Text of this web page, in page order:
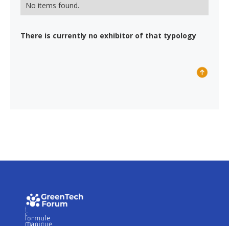
No items found.
There is currently no exhibitor of that typology
III